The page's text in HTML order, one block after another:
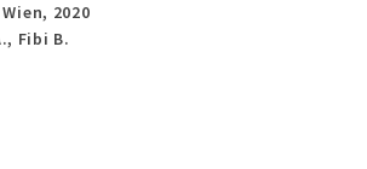
Wien, 2020
Fibi B.